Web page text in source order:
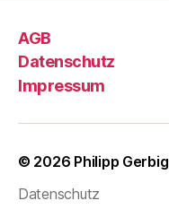
AGB
Datenschutz
Impressum
© 2026 Philipp Gerbig
Datenschutz